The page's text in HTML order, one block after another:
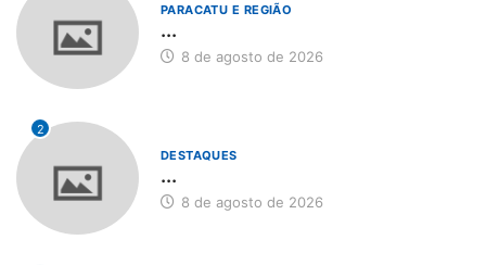
PARACATU E REGIÃO
...
8 de agosto de 2026
2
DESTAQUES
...
8 de agosto de 2026